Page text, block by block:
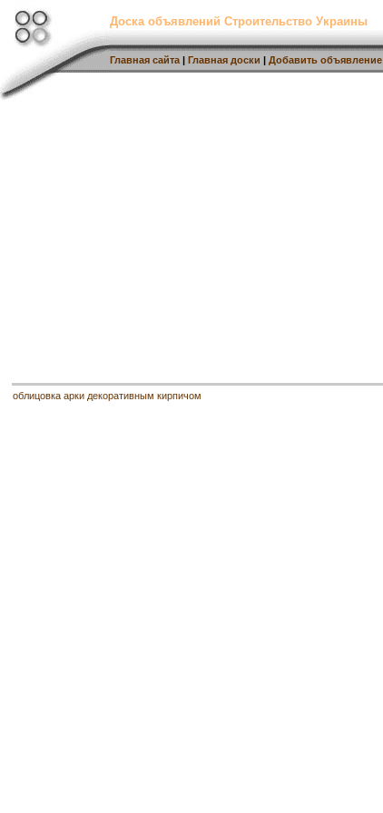
Доска объявлений Строительство Украины
Главная сайта | Главная доски | Добавить объявление
облицовка арки декоративным кирпичом